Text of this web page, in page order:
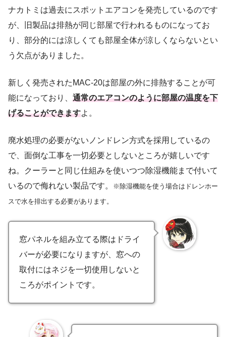
ナカトミは過去にスポットエアコンを発売しているのです
が、旧製品は排熱が同じ部屋で行われるものになってお
り、部分的には涼しくても部屋全体が涼しくならないとい
う欠点がありました。
新しく発売されたMAC-20は部屋の外に排熱することが可
能になっており、 通常のエアコンのように部屋の温度を下
げることができますよ。
廃水処理の必要がないノンドレン方式を採用しているの
で、面倒な工事を一切必要としないところが嬉しいです
ね。クーラーと同じ仕組みを使いつつ除湿機能まで付いて
いるので侮れない製品です。
※除湿機能を使う場合はドレンホー
スで水を排出する必要があります。
窓パネルを組み立てる際はドライ
バーが必要になりますが、窓への
取付にはネジを一切使用しないと
ころがポイントです。